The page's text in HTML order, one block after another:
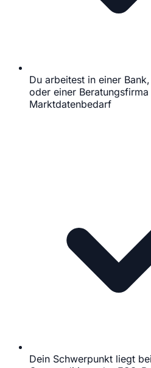
Du arbeitest in einer
oder einer
Marktdatenbedarf
Dein Schwerpunkt liegt